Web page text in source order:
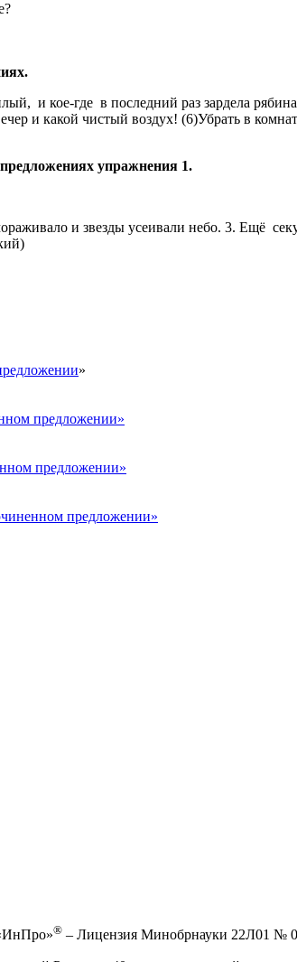
и кое-где в последний раз зардела
и какой чистый воздух! (6)Убрать в
упражнения 1.
и звезды усеивали небо. 3. Ещё
»
предложении»
предложении»
предложении»
® – Лицензия Минобрнауки 22Л01 №